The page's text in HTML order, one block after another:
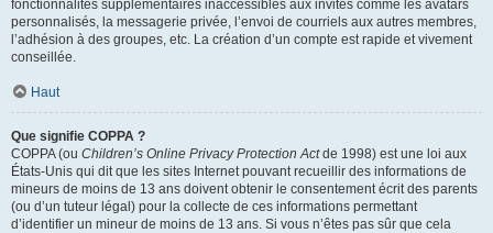
fonctionnalités supplémentaires inaccessibles aux invités comme les avatars
personnalisés, la messagerie privée, l’envoi de courriels aux autres membres,
l’adhésion à des groupes, etc. La création d’un compte est rapide et vivement
conseillée.
Haut
Que signifie COPPA ?
COPPA (ou Children’s Online Privacy Protection Actde 1998) est une loi aux
États-Unis qui dit que les sites Internet pouvant recueillir des informations de
mineurs de moins de 13 ans doivent obtenir le consentement écrit des parents
(ou d’un tuteur légal) pour la collecte de ces informations permettant
d’identifier un mineur de moins de 13 ans. Si vous n’êtes pas sûr que cela